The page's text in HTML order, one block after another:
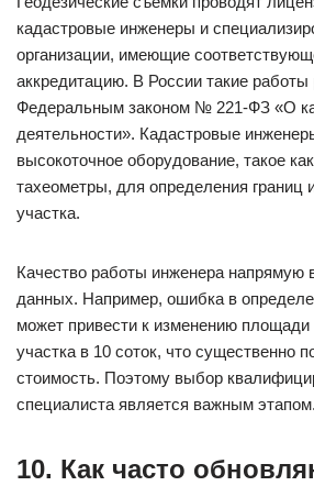
кадастровые инженеры и
организации, имеющие
аккредитацию. В России такие работы
Федеральным законом № 221-ФЗ «О
деятельности». Кадастровые
высокоточное оборудование, такое
тахеометры, для определения границ
участка.
Качество работы инженера напрямую
данных. Например, ошибка в
может привести к изменению площади
участка в 10 соток, что существенно
стоимость. Поэтому выбор
специалиста является важным этапом.
10. Как часто